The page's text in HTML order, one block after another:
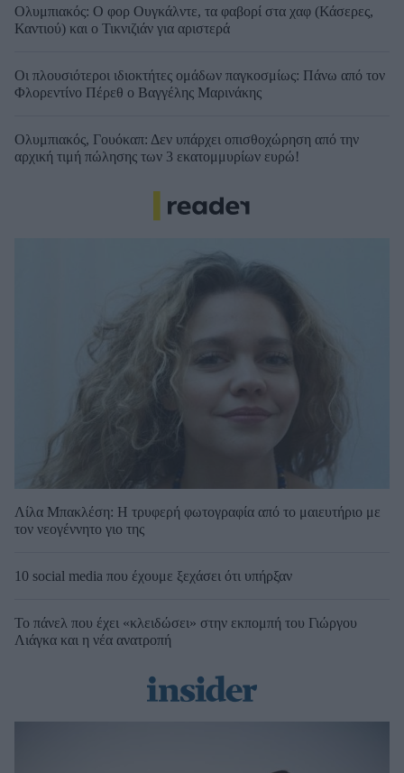
Ολυμπιακός: Ο φορ Ουγκάλντε, τα φαβορί στα χαφ (Κάσερες,
Καντιού) και ο Τικνιζιάν για αριστερά
Οι πλουσιότεροι ιδιοκτήτες ομάδων παγκοσμίως: Πάνω από τον
Φλορεντίνο Πέρεθ ο Βαγγέλης Μαρινάκης
Ολυμπιακός, Γουόκαπ: Δεν υπάρχει οπισθοχώρηση από την
αρχική τιμή πώλησης των 3 εκατομμυρίων ευρώ!
Λίλα Μπακλέση: Η τρυφερή φωτογραφία από το μαιευτήριο με
τον νεογέννητο γιο της
10 social media που έχουμε ξεχάσει ότι υπήρξαν
Το πάνελ που έχει «κλειδώσει» στην εκπομπή του Γιώργου
Λιάγκα και η νέα ανατροπή